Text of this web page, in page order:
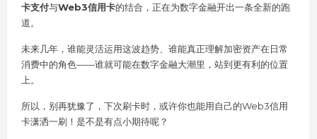
卡支付与Web3信用卡的结合，正在为数字金融开出一条全新的跑
道。
未来几年，谁能灵活运用这波趋势、谁能真正理解加密资产在日常
消费中的角色——谁就可能在数字金融大潮里，站到更有利的位置
上。
所以，别再犹豫了，下次刷卡时，或许你也能用自己的Web3信用
卡潇洒一刷！是不是有点小期待呢？